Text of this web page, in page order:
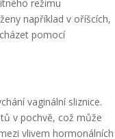
režimu
například v oříšcích,
pomocí
vaginální sliznice.
v pochvě, což může
vlivem hormonálních